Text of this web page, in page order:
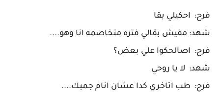
فرح: احكيلي بقا
شهد: مفيش بقالي فتره متخاصمه انا وهو....
فرح: اصالحكوا علي بعض؟
شهد: لا يا روحي
فرح: طب اتاخري كدا عشان انام جمبك....